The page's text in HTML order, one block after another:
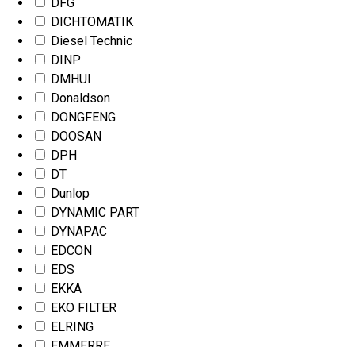
DICHTOMATIK
Diesel Technic
DINP
DMHUI
Donaldson
DONGFENG
DOOSAN
DPH
DT
Dunlop
DYNAMIC PART
DYNAPAC
EDCON
EDS
EKKA
EKO FILTER
ELRING